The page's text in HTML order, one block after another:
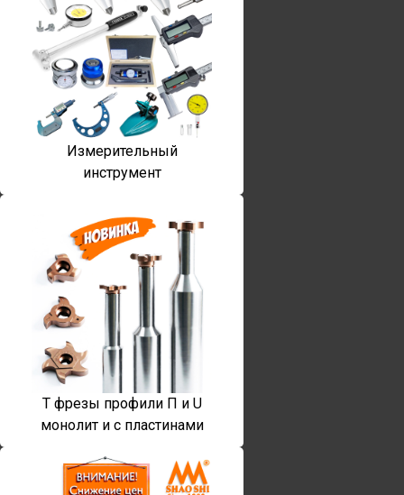
Измерительный
инструмент
T фрезы профили П и U
монолит и с пластинами